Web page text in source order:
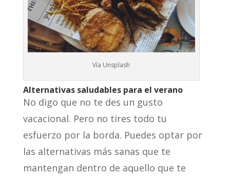
Vía Unsplash
Alternativas saludables para el verano
No digo que no te des un gusto
vacacional. Pero no tires todo tu
esfuerzo por la borda. Puedes optar por
las alternativas más sanas que te
mantengan dentro de aquello que te